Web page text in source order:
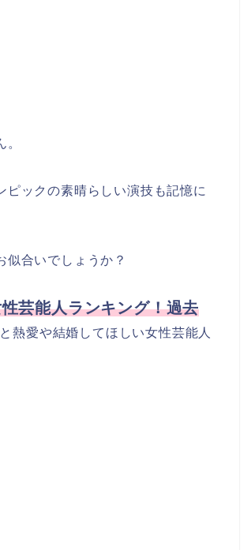
ックの素晴らしい演技も記憶に
似合いでしょうか？
芸能人ランキング！過去
熱愛や結婚してほしい女性芸能人